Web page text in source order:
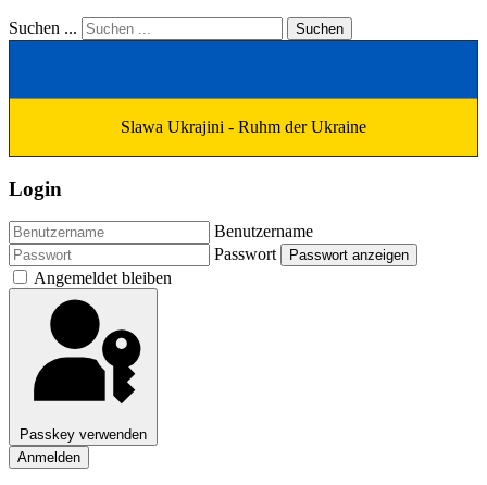
Suchen ... Suchen
Slawa Ukrajini - Ruhm der Ukraine
Login
Benutzername
Passwort
Passwort anzeigen
Angemeldet bleiben
Passkey verwenden
Anmelden